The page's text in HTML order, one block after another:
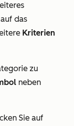
das
Kriterien
zu
neben
Sie auf